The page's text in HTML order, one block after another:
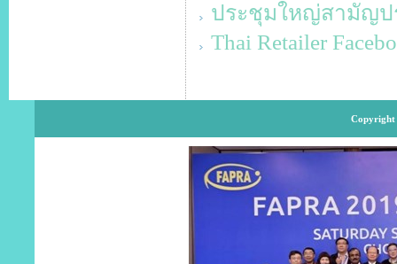
ประชุมใหญ่สามัญป
Thai Retailer
Copyright